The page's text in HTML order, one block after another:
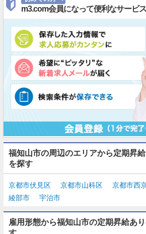
m3.com会員になって便利なサービ
福知山市の周辺のエリアから定期昇
を探す
京都市伏見区 京都市山科区 京都市西
綾部市
宇治市
雇用形態から福知山市の定期昇給あ